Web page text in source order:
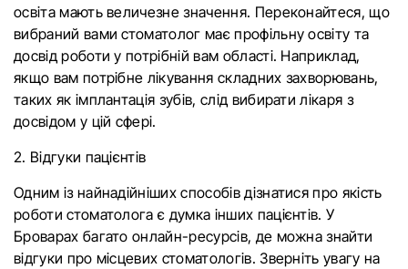
освіта мають величезне значення. Переконайтеся, що
вибраний вами стоматолог має профільну освіту та
досвід роботи у потрібній вам області. Наприклад,
якщо вам потрібне лікування складних захворювань,
таких як імплантація зубів, слід вибирати лікаря з
досвідом у цій сфері.
2. Відгуки пацієнтів
Одним із найнадійніших способів дізнатися про якість
роботи стоматолога є думка інших пацієнтів. У
Броварах багато онлайн-ресурсів, де можна знайти
відгуки про місцевих стоматологів. Зверніть увагу на